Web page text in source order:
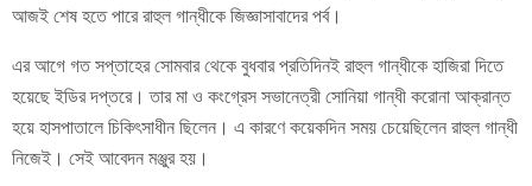
আজই শেষ হতে পারে রাহুল গান্ধীকে জিজ্ঞাসাবাদের পর্ব।
এর আগে গত সপ্তাহের সোমবার থেকে বুধবার প্রতিদিনই রাহুল গান্ধীকে হাজিরা দিতে
হয়েছে ইডির দপ্তরে। তার মা ও কংগ্রেস সভানেত্রী সোনিয়া গান্ধী করোনা আক্রান্ত
হয়ে হাসপাতালে চিকিৎসাধীন ছিলেন। এ কারণে কয়েকদিন সময় চেয়েছিলেন রাহুল গান্ধী
নিজেই। সেই আবেদন মঞ্জুর হয়।